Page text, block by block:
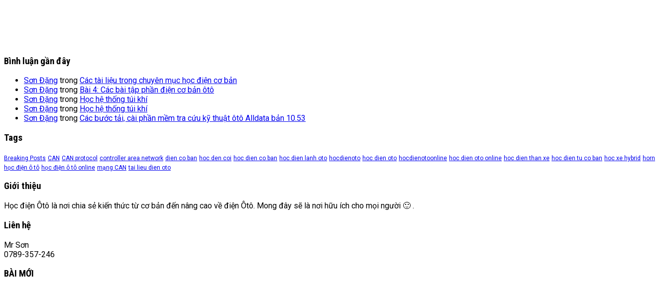
Bình luận gần đây
Sơn Đặng trong Các tài liệu trong chuyên mục học điện cơ bản
Sơn Đặng trong Bài 4: Các bài tập phần điện cơ bản ôtô
Sơn Đặng trong Học hệ thống túi khí
Sơn Đặng trong Học hệ thống túi khí
Sơn Đặng trong Các bước tải, cài phần mềm tra cứu kỹ thuật ôtô Alldata bản 10.53
Tags
Breaking Posts CAN CAN protocol controller area network dien co ban hoc den coi hoc dien co ban hoc dien lanh oto hocdienoto hoc dien oto hocdienotoonline hoc dien oto online hoc dien than xe hoc dien tu co ban hoc xe hybrid horn
học điện ô tô học điện ô tô online mạng CAN tai lieu dien oto
Giới thiệu
Học điện Ôtô là nơi chia sẻ kiến thức từ cơ bản đến nâng cao về điện Ôtô. Mong đây sẽ là nơi hữu ích cho mọi người 🙂 .
Liên hệ
Mr Sơn
0789-357-246
BÀI MỚI